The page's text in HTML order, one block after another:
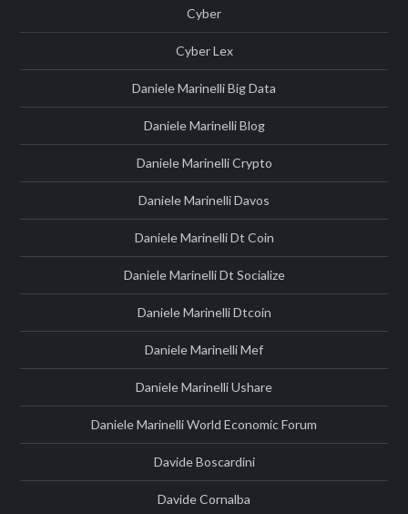
Cyber
Cyber Lex
Daniele Marinelli Big Data
Daniele Marinelli Blog
Daniele Marinelli Crypto
Daniele Marinelli Davos
Daniele Marinelli Dt Coin
Daniele Marinelli Dt Socialize
Daniele Marinelli Dtcoin
Daniele Marinelli Mef
Daniele Marinelli Ushare
Daniele Marinelli World Economic Forum
Davide Boscardini
Davide Cornalba